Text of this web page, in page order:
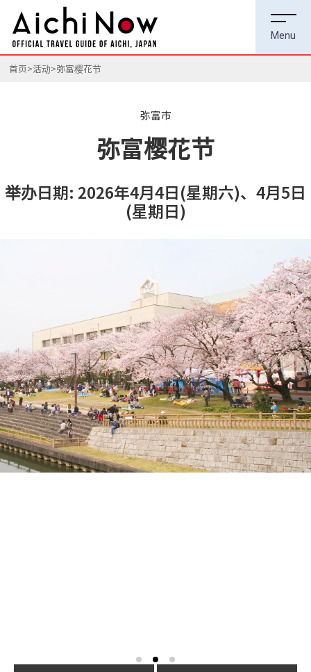
首页 活动 弥富樱花节
弥富市
弥富樱花节
举办日期: 2026年4月4日(星期六)、4月5日
(星期日)